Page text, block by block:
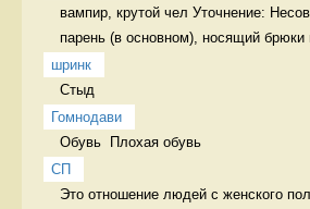
вампир, крутой чел Уточнение:
парень (в основном), носящий брюки
шринк
Стыд
Гомнодави
Обувь  Плохая обувь
СП
Это отношение людей с женского